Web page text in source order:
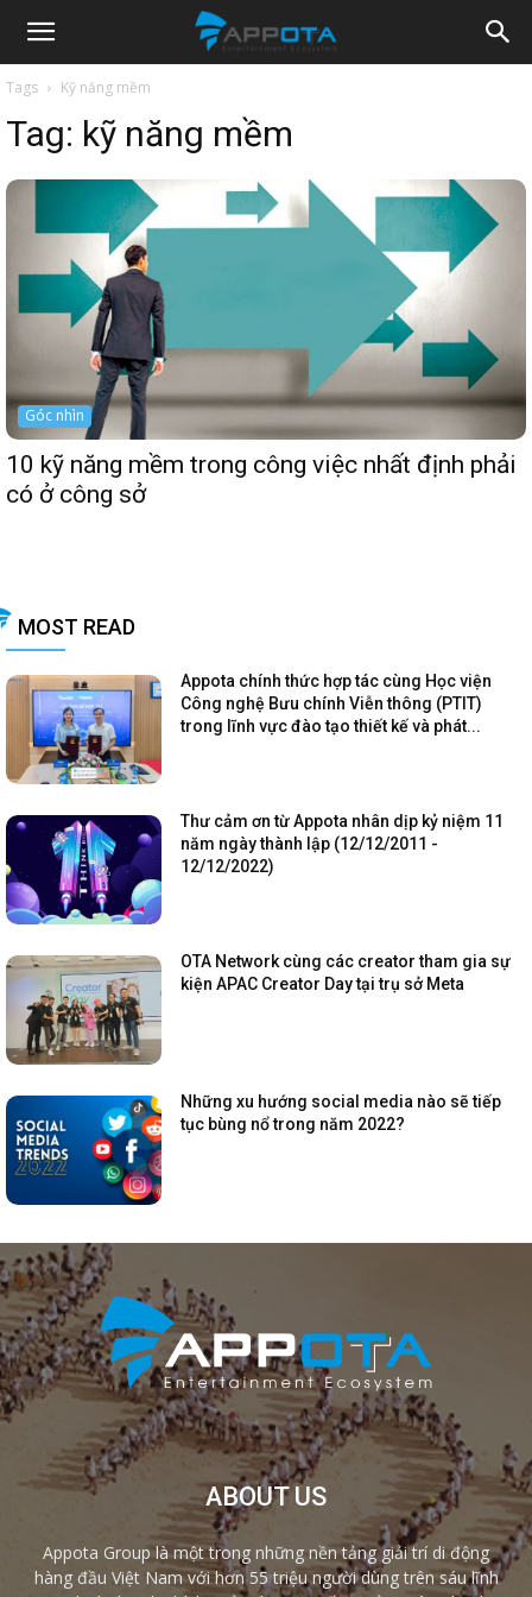
Appota
News
Tags Kỹ năng mềm
Tag: kỹ năng mềm
Góc nhìn
10 kỹ năng mềm trong công việc nhất định phải
có ở công sở
MOST READ
Appota chính thức hợp tác cùng Học viện
Công nghệ Bưu chính Viễn thông (PTIT)
trong lĩnh vực đào tạo thiết kế và phát...
Thư cảm ơn từ Appota nhân dịp kỷ niệm 11
năm ngày thành lập (12/12/2011 -
12/12/2022)
OTA Network cùng các creator tham gia sự
kiện APAC Creator Day tại trụ sở Meta
Những xu hướng social media nào sẽ tiếp
tục bùng nổ trong năm 2022?
ABOUT US
Appota Group là một trong những nền tảng giải trí di động
hàng đầu Việt Nam với hơn 55 triệu người dùng trên sáu lĩnh